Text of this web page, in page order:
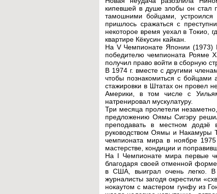
кипевшей в душе злобы он стал
тамошними бойцами,
пришлось сражаться с
некоторое время уехал в Токио,
квартире Кёкусин кайкан.
На V Чемпионате Японии (1973)
победителю чемпионата Рояме
получил право войти в сборную
В 1974 г. вместе с другими
чтобы познакомиться с бойцами
стажировки в Штатах он провел
Америки, в том числе с
натренировал мускулатуру.
Три месяца пролетели
предложению Оямы Сигэру
преподавать в местном додзё
руководством Оямы и Накамуры
чемпионата мира в ноябре 1975
мастерстве, кондиции и
На I Чемпионате мира первые
благодаря своей отменной
в США, выиграл очень легко. В
журналисты загодя окрестили
нокаутом с мастером гунфу из